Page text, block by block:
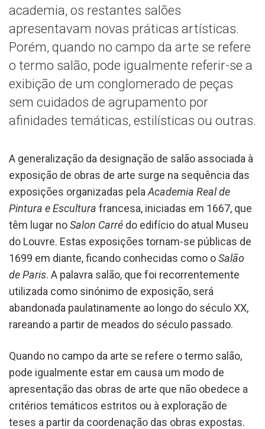
academia, os restantes salões
apresentavam novas práticas artísticas.
Porém, quando no campo da arte se refere
o termo salão, pode igualmente referir-se a
exibição de um conglomerado de peças
sem cuidados de agrupamento por
afinidades temáticas, estilísticas ou outras.
A generalização da designação de salão associada à
exposição de obras de arte surge na sequência das
exposições organizadas pela Academia Real de
Pintura e Escultura francesa, iniciadas em 1667, que
têm lugar noSalon Carré do edifício do atual Museu
do Louvre. Estas exposições tornam-se públicas de
1699 em diante, ficando conhecidas como oSalão
de Paris. A palavra salão, que foi recorrentemente
utilizada como sinónimo de exposição, será
abandonada paulatinamente ao longo do século XX,
rareando a partir de meados do século passado.
Quando no campo da arte se refere o termo salão,
pode igualmente estar em causa um modo de
apresentação das obras de arte que não obedece a
critérios temáticos estritos ou à exploração de
teses a partir da coordenação das obras expostas.